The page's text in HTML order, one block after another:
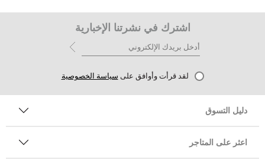
اشترك في نشرتنا الإخبارية
لقد قرأت وأوافق على سياسة الخصوصية
دليل التسوق
اعثر على المتاجر